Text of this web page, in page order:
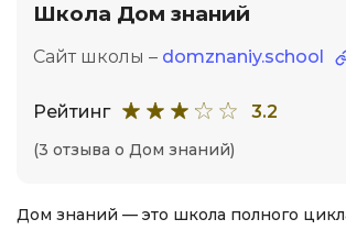
Школа Дом знаний
Сайт школы – domznaniy.school
Рейтинг 3.2
(3 отзыва о Дом знаний)
Дом знаний — это школа полного